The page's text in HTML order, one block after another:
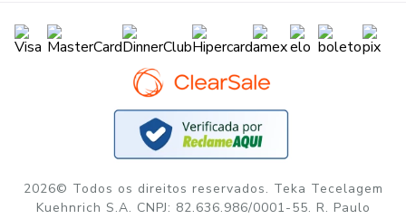
2026© Todos os direitos reservados. Teka Tecelagem
Kuehnrich S.A. CNPJ: 82.636.986/0001-55. R. Paulo